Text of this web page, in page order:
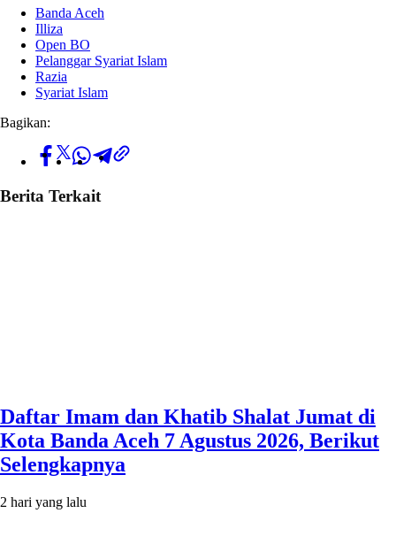
Banda Aceh
Illiza
Open BO
Pelanggar Syariat Islam
Razia
Syariat Islam
Bagikan:
Berita Terkait
Daftar Imam dan Khatib Shalat Jumat di
Kota Banda Aceh 7 Agustus 2026, Berikut
Selengkapnya
2 hari yang lalu